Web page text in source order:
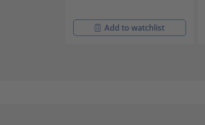
Add to watchlist